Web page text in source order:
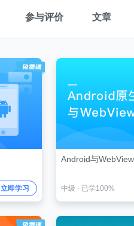
参与评价 文章
立即学习
Android与
中级 · 已学100%